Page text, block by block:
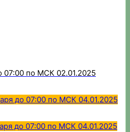
07:00 по МСК 02.01.2025
до 07:00 по МСК 04.01.2025
до 07:00 по МСК 04.01.2025